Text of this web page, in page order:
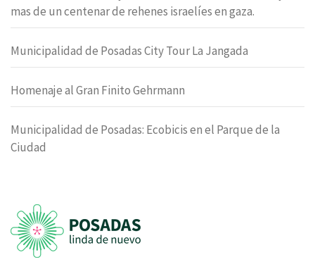
mas de un centenar de rehenes israelíes en gaza.
Municipalidad de Posadas City Tour La Jangada
Homenaje al Gran Finito Gehrmann
Municipalidad de Posadas: Ecobicis en el Parque de la
Ciudad